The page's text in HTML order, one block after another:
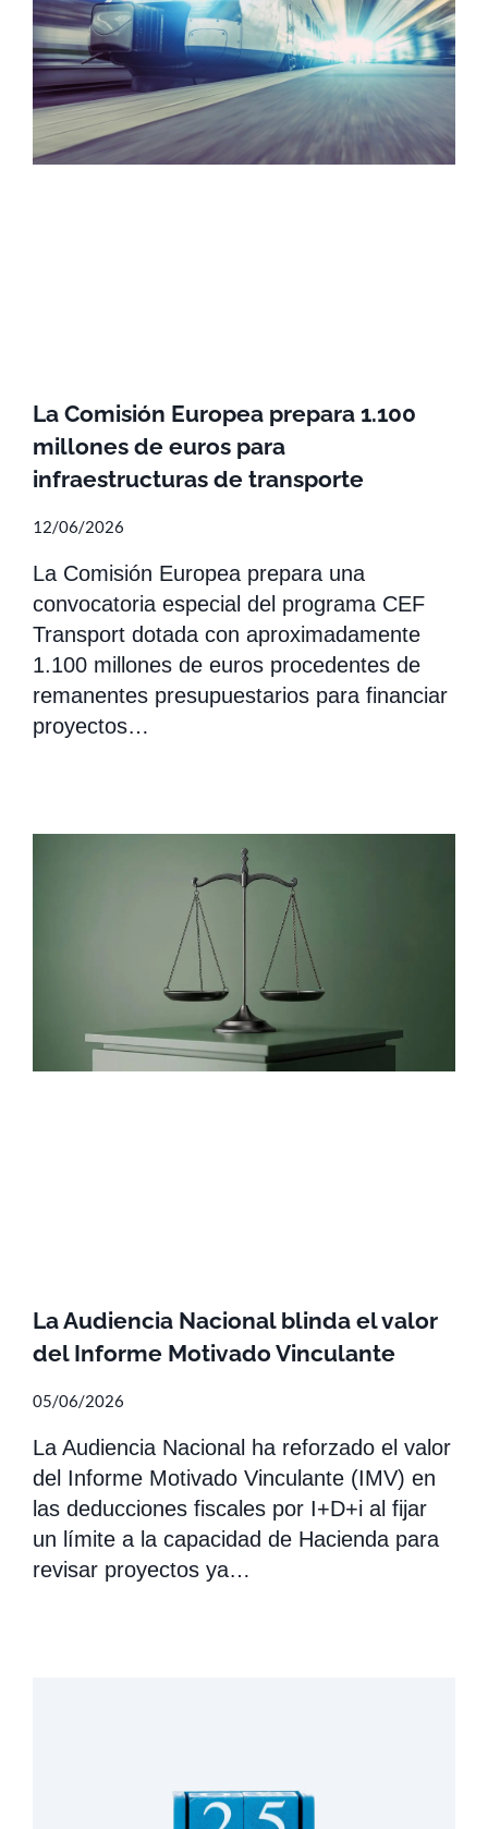
La Comisión Europea prepara 1.100
millones de euros para
infraestructuras de transporte
12/06/2026
La Comisión Europea prepara una
convocatoria especial del programa CEF
Transport dotada con aproximadamente
1.100 millones de euros procedentes de
remanentes presupuestarios para financiar
proyectos…
La Audiencia Nacional blinda el valor
del Informe Motivado Vinculante
05/06/2026
La Audiencia Nacional ha reforzado el valor
del Informe Motivado Vinculante (IMV) en
las deducciones fiscales por I+D+i al fijar
un límite a la capacidad de Hacienda para
revisar proyectos ya…